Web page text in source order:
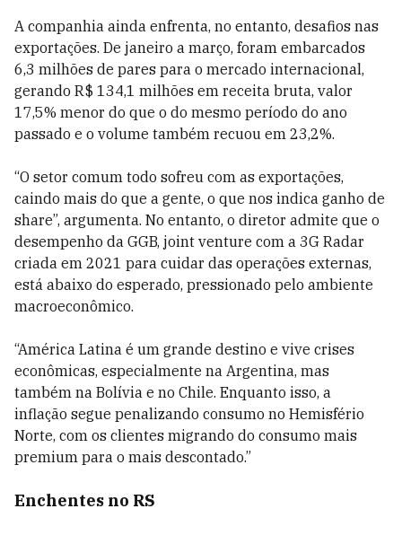
A companhia ainda enfrenta, no entanto, desafios nas
exportações. De janeiro a março, foram embarcados
6,3 milhões de pares para o mercado internacional,
gerando R$ 134,1 milhões em receita bruta, valor
17,5% menor do que o do mesmo período do ano
passado e o volume também recuou em 23,2%.
“O setor comum todo sofreu com as exportações,
caindo mais do que a gente, o que nos indica ganho de
share”, argumenta. No entanto, o diretor admite que o
desempenho da GGB, joint venture com a 3G Radar
criada em 2021 para cuidar das operações externas,
está abaixo do esperado, pressionado pelo ambiente
macroeconômico.
“América Latina é um grande destino e vive crises
econômicas, especialmente na Argentina, mas
também na Bolívia e no Chile. Enquanto isso, a
inflação segue penalizando consumo no Hemisfério
Norte, com os clientes migrando do consumo mais
premium para o mais descontado.”
Enchentes no RS